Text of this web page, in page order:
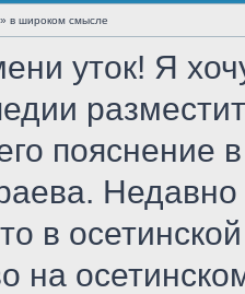
в широком смысле
уток! Я
пояснение
Недавно
в
на